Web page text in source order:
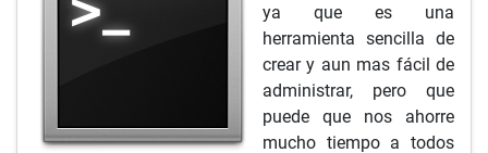
ya que es una
herramienta sencilla de
crear y aun mas fácil de
administrar, pero que
puede que nos ahorre
mucho tiempo a todos